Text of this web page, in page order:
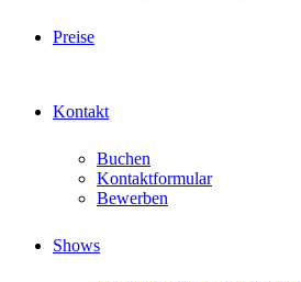
Preise
Kontakt
Buchen
Kontaktformular
Bewerben
Shows